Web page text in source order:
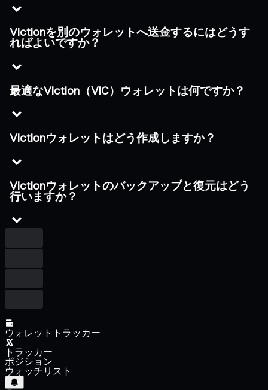
Victionを別のウォレットへ送金するにはどうす
ればよいですか？
最適なViction（VIC）ウォレットは何ですか？
Victionウォレットはどう作成しますか？
Victionウォレットのバックアップと復元はどう
行いますか？
ウォレットトラッカー
トラッカー
ポジション
ウォッチリスト